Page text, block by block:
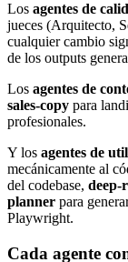
Los agentes de
jueces (Arquitecto,
cualquier cambio
de los outputs
Los agentes de
sales-copy para
profesionales.
Y los agentes de
mecánicamente al
del codebase, deep-
planner para
Playwright.
Cada agente